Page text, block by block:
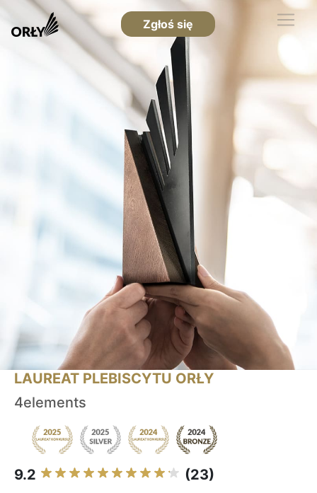
Zgłoś się
LAUREAT PLEBISCYTU ORŁY
4elements
9.2 (23)